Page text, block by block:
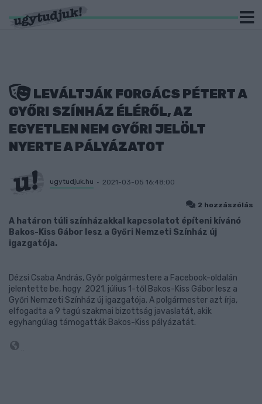
LEVÁLTJÁK FORGÁCS PÉTERT A
GYŐRI SZÍNHÁZ ÉLÉRŐL, AZ
EGYETLEN NEM GYŐRI JELÖLT
NYERTE A PÁLYÁZATOT
ugytudjuk.hu 2021-03-05 16:48:00
2 hozzászólás
A határon túli színházakkal kapcsolatot építeni kívánó
Bakos-Kiss Gábor lesz a Győri Nemzeti Színház új
igazgatója.
Dézsi Csaba András, Győr polgármestere a Facebook-oldalán
jelentette be, hogy 2021. július 1-től Bakos-Kiss Gábor lesz a
Győri Nemzeti Színház új igazgatója. A polgármester azt írja,
elfogadta a 9 tagú szakmai bizottság javaslatát, akik
egyhangúlag támogatták Bakos-Kiss pályázatát.